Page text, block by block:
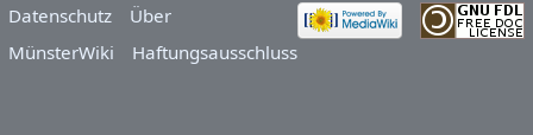
Datenschutz
Über
MünsterWiki
Haftungsausschluss